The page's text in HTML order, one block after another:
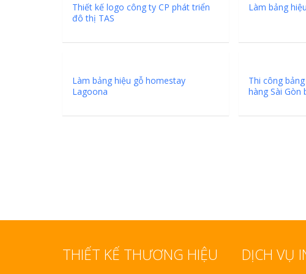
Thiết kế logo công ty CP phát triển
đô thị TAS
Làm bảng
Làm bảng hiệu gỗ homestay
Lagoona
Thi công
hàng Sài Gòn